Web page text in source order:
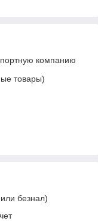
компанию
товары)
безнал)